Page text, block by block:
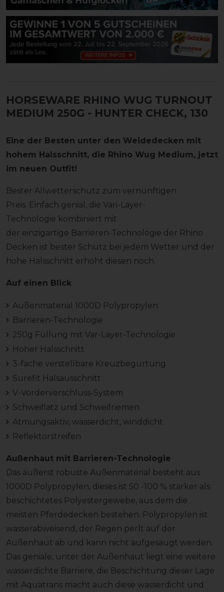
HORSEWARE RHINO WUG TURNOUT
MEDIUM 250G - HUNTER CHECK, 130
Eine der Besten unter den Weidedecken mit
hohem Halsschnitt, die Rhino Wug Medium, jetzt
im neuen Outfit!
Bester Allwetterschutz zum vernünftigen
Preis. Einfach genial, die Vari-Layer-
Technologie kombiniert mit
der einzigartige Barrieren-Technologie der Rhino
Decken ist bester Schutz bei jedem Wetter und der
hohe Halsschnitt erhöht diesen noch.
Auf einen Blick
Außenmaterial 1000D Polypropylen
Barrieren-Technologie
250g Füllung mit Var-Layer-Technologie
Hoher Halsschnitt
3-fache verstellbare Kreuzbegurtung
Surefit Halsausschnitt
V-Vorderverschluss-System
Schweiflatz und Schweifriemen
Atmungsaktiv, wasserdicht, winddicht
Reflektorstreifen
Außenhaut mit Barrieren-Technologie
Das äußerst robuste Außenmaterial besteht aus
1000D Polypropylen, dieses ist 50 -100 % stärker als
beschichtetes Polyestergewebe, aus dem die
meisten Pferdedecken bestehen. Polypropylen ist
wasserabweisend, der Regen perlt auf der
Außenhaut ab und kann nicht aufgesaugt werden.
Das geniale, unter der Außenhaut liegt eine weitere
wasserdichte Barriere, die Beschichtung dieser Lage
mit Aquatrans macht auch diese wasserdicht und